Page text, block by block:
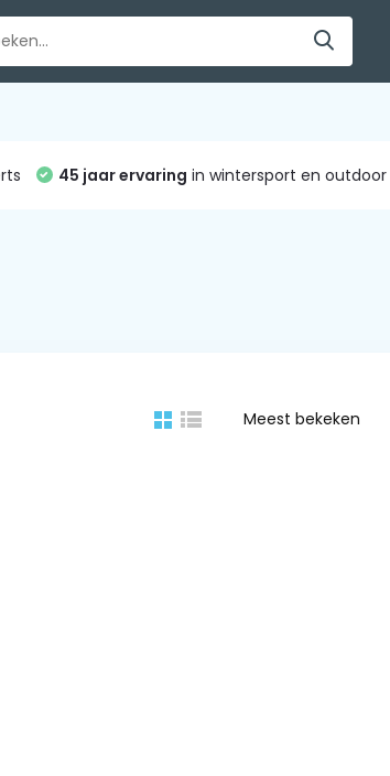
45 jaar ervaring in wintersport en outdoor
Meest bekeken